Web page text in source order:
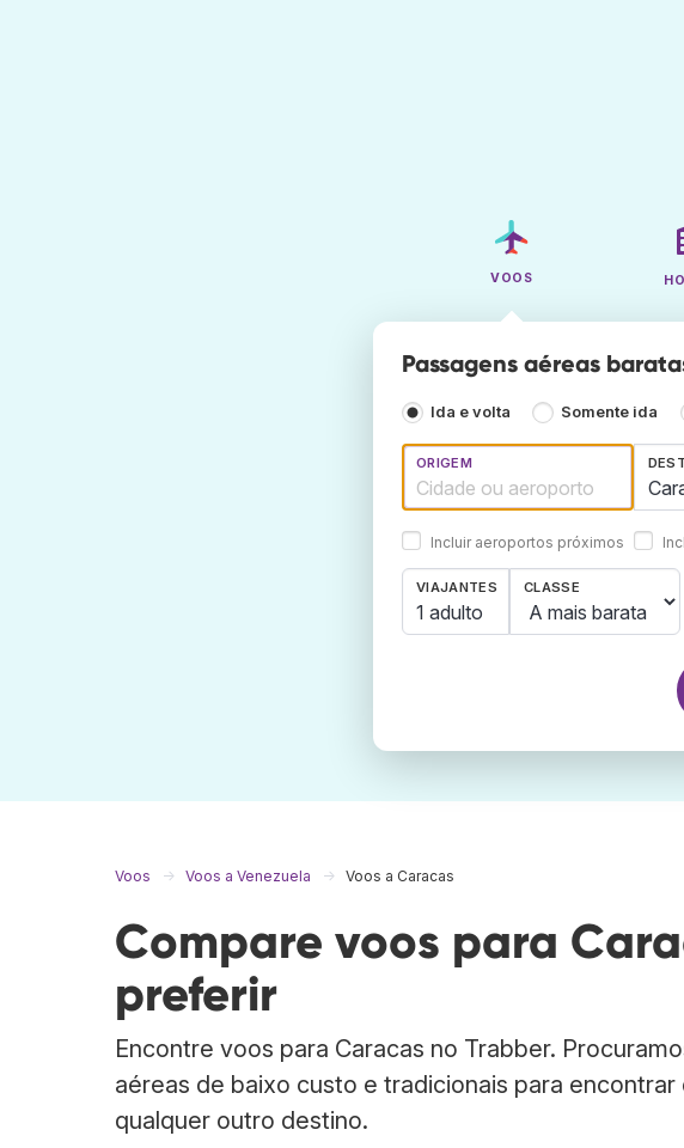
VOOS
Passagens aéreas
Ida e volta Somente ida
ORIGEM
Incluir aeroportos próximos
VIAJANTES
1 adulto
CLASSE
Voos Voos a Venezuela Voos a Caracas
Compare voos para
preferir
Encontre voos para Caracas no Trabber.
aéreas de baixo custo e tradicionais para
qualquer outro destino.